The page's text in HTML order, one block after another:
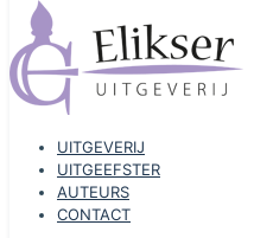
UITGEVERIJ
UITGEEFSTER
AUTEURS
CONTACT